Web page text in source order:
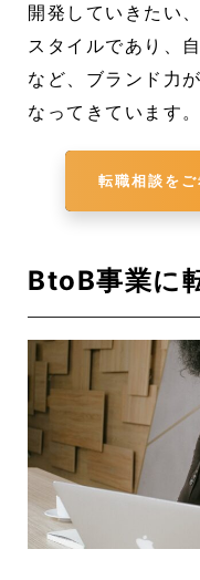
開発していきたい
スタイルであり、
など、ブランド力
なってきています。
転職相談をご
BtoB事業に